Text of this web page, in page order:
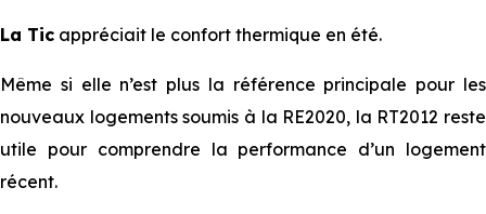
La Tic appréciait le confort thermique en été.
Même si elle n’est plus la référence principale pour les
nouveaux logements soumis à la RE2020, la RT2012 reste
utile pour comprendre la performance d’un logement
récent.